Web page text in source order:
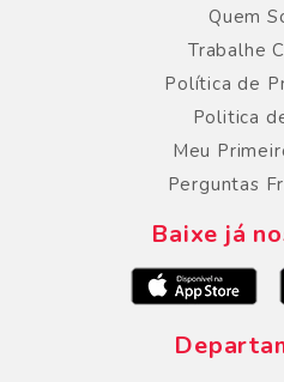
Quem
Trabalhe
Política de
Politica
Meu
Perguntas
Baixe já